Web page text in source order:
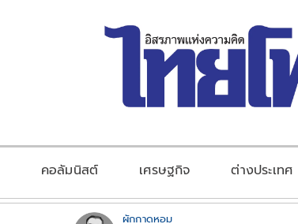
คอลัมนิสต์ เศรษฐกิจ ต่างประเทศ
ผักกาดหอม